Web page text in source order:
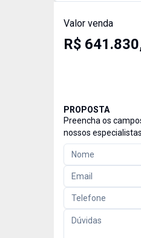
Valor venda
R$
PROPOSTA
Preencha os
nossos